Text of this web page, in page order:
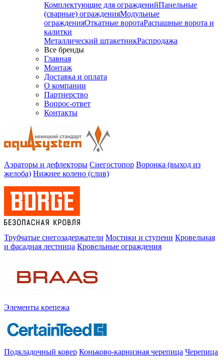
Комплектующие для огражденийПанельные
(сварные) огражденияМодульные
огражденияОткатные воротаРаспашные ворота и
калитки
Металлический штакетникРаспродажа
Все бренды
Главная
Монтаж
Доставка и оплата
О компании
Партнерство
Вопрос-ответ
Контакты
Аэраторы и дефлекторы Снегостопор Воронка (выход из
желоба) Нижнее колено (слив)
Трубчатые снегозадержатели Мостики и ступени Кровельная
и фасадная лестница Кровельные ограждения
Элементы крепежа
Подкладочный ковер Коньково-карнизная черепица Черепица